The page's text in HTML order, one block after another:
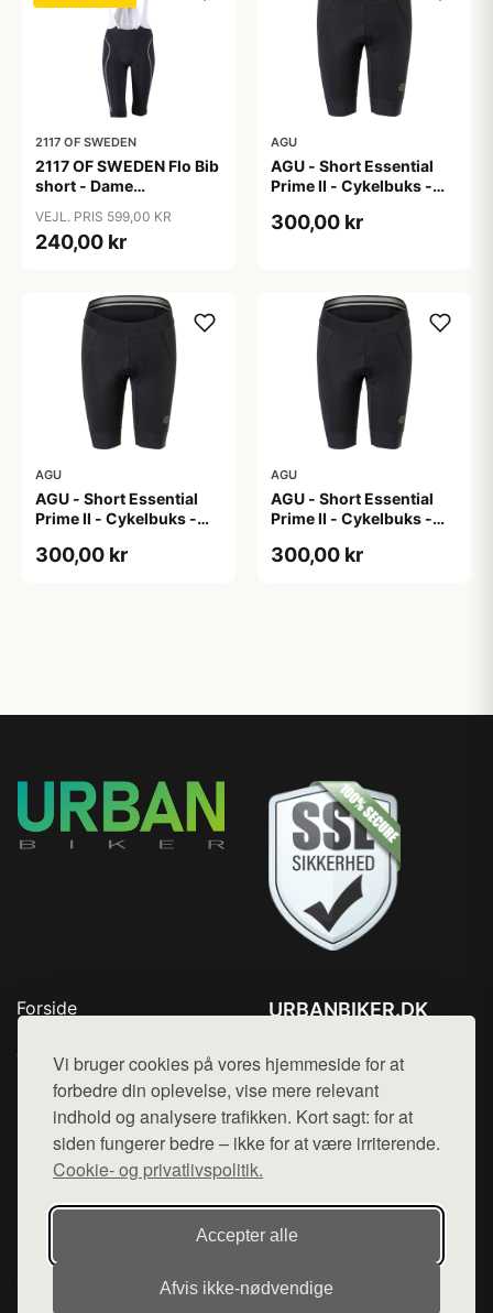
Vi bruger cookies på vores hjemmeside for at
forbedre din oplevelse, vise mere relevant
indhold og analysere trafikken. Kort sagt: for at
siden fungerer bedre – ikke for at være irriterende.
Cookie- og privatlivspolitik.
Accepter alle
Afvis ikke‑nødvendige
2117 OF SWEDEN
2117 OF SWEDEN Flo Bib
short - Dame
Sort - Str. 40
VEJL. PRIS 599,00 KR
240,00 kr
AGU
AGU - Short Essential
Prime II - Cykelbuks -
300,00 kr
AGU
AGU - Short Essential
Prime II - Cykelbuks -
300,00 kr
AGU
AGU - Short Essential
Prime II - Cykelbuks -
300,00 kr
Forside
Top Rabatter
Blog
Kontakt
URBANBIKER.DK
Mail: hej@want.dk
Cookie- og privatlivspolitik
Denne side er en del af want.dk, der udgiver en række
hjemmesider med præsentation af forskellige produkter fra
diverse webshops. Der sælges ikke varer fra denne side - vi